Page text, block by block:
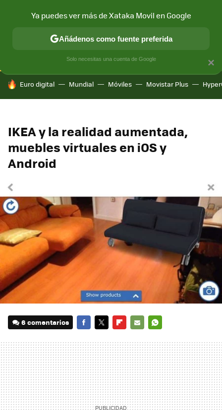
CONECTIVIDAD MÓVIL Y SOCIEDAD APLICACIONES
HOY SE HABLA DE
Euro digital Mundial Móviles Movistar Plus
IKEA y la realidad aumentada,
muebles virtuales en iOS y
Android
6 comentarios
MAIL
×
Ya puedes ver más de Xataka Movil en Google
Añádenos como fuente preferida
Solo necesitas una cuenta de Google